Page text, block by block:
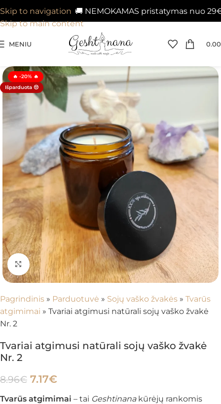
🚚 NEMOKAMAS pristatymas nuo 29€ į
Skip to navigation
Skip to main content
MENIU 0.00
🔥 -20% 🔥
Išparduota 😔
Spustelėkite, kad padidintumėte
Pagrindinis » Parduotuvė » Sojų vaško žvakės » Tvarūs
atgimimai » Tvariai atgimusi natūrali sojų vaško žvakė
Nr. 2
Tvariai atgimusi natūrali sojų vaško žvakė
Nr. 2
8.96€ 7.17€
Tvarūs atgimimai – tai Geshtinanakūrėjų rankomis